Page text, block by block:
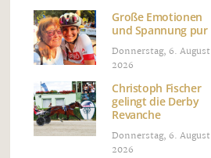
Große Emotionen
und Spannung pur
Donnerstag, 6. August
2026
Christoph Fischer
gelingt die Derby
Revanche
Donnerstag, 6. August
2026